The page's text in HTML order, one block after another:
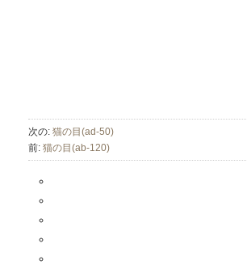
次の: 猫の目(ad-50)
前: 猫の目(ab-120)